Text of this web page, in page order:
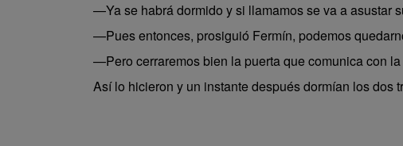
—Ya se habrá dormido y si llamamos se va a asustar
—Pues entonces, prosiguió Fermín, podemos
—Pero cerraremos bien la puerta que comunica con
Así lo hicieron y un instante después dormían los dos